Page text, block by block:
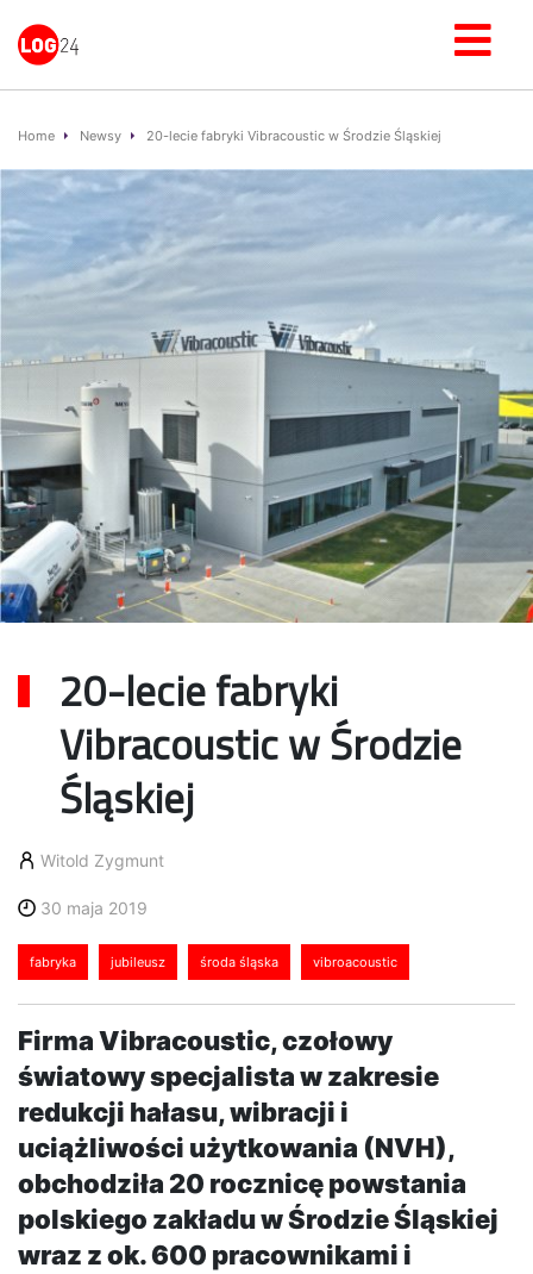
Home Newsy 20-lecie fabryki Vibracoustic w Środzie Śląskiej
20-lecie fabryki
Vibracoustic w Środzie
Śląskiej
Witold Zygmunt
30 maja 2019
fabryka jubileusz środa śląska vibroacoustic
Firma Vibracoustic, czołowy
światowy specjalista w zakresie
redukcji hałasu, wibracji i
uciążliwości użytkowania (NVH),
obchodziła 20 rocznicę powstania
polskiego zakładu w Środzie Śląskiej
wraz z ok. 600 pracownikami i